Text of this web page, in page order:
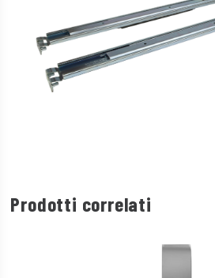
Prodotti correlati